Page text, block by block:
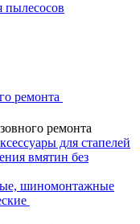
пылесосов
ремонта
ремонта
для стапелей
вмятин без
шиномонтажные